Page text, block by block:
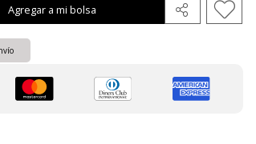
Agregar a mi bolsa